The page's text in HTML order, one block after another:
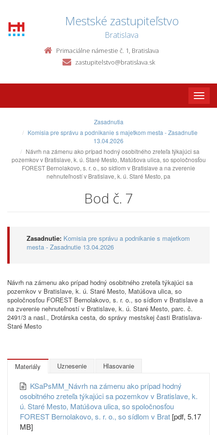
Mestské zastupiteľstvo
Bratislava
Primaciálne námestie č. 1, Bratislava
zastupitelstvo@bratislava.sk
Toggle
Zasadnutia
Komisia pre správu a podnikanie s majetkom mesta - Zasadnutie
13.04.2026
Návrh na zámenu ako prípad hodný osobitného zreteľa týkajúci sa
pozemkov v Bratislave, k. ú. Staré Mesto, Matúšova ulica, so spoločnosťou
FOREST Bernolakovo, s. r. o., so sídlom v Bratislave a na zverenie
nehnuteľností v Bratislave, k. ú. Staré Mesto, pa
Bod č. 7
Zasadnutie: Komisia pre správu a podnikanie s majetkom
mesta - Zasadnutie 13.04.2026
Návrh na zámenu ako prípad hodný osobitného zreteľa týkajúci sa
pozemkov v Bratislave, k. ú. Staré Mesto, Matúšova ulica, so
spoločnosťou FOREST Bernolakovo, s. r. o., so sídlom v Bratislave a
na zverenie nehnuteľností v Bratislave, k. ú. Staré Mesto, parc. č.
2491/3 a nasl., Drotárska cesta, do správy mestskej časti Bratislava-
Staré Mesto
Materiály Uznesenie Hlasovanie
KSaPsMM_Návrh na zámenu ako prípad hodný
osobitného zreteľa týkajúci sa pozemkov v Bratislave, k.
ú. Staré Mesto, Matúšova ulica, so spoločnosťou
FOREST Bernolakovo, s. r. o., so sídlom v Brat [pdf, 5.17
MB]